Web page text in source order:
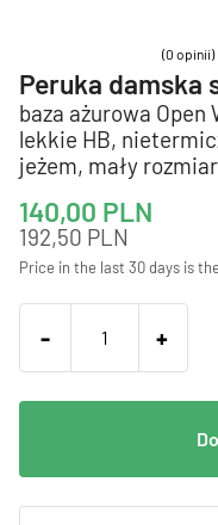
(0 opinii)
Peruka damska
baza ażurowa
lekkie HB,
jeżem, mały rozmiar
192,50 PLN
140,00 PLN
Price in the last 30 days is
- +